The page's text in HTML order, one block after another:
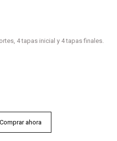
4 tapas inicial y 4 tapas finales.
ahora